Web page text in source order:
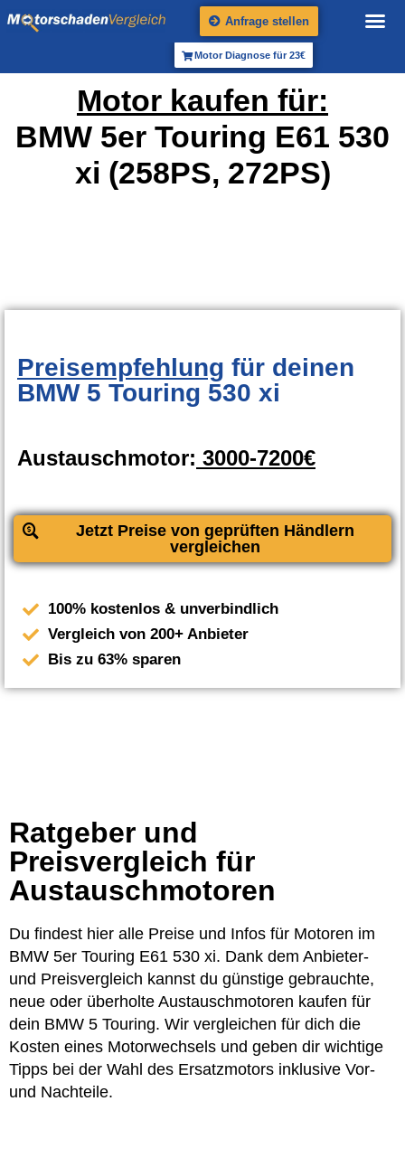
Anfrage stellen
Motor Diagnose für 23€
Motor kaufen für:
BMW 5er Touring E61 530
xi (258PS, 272PS)
Preisempfehlung für deinen
BMW 5 Touring 530 xi
Austauschmotor: 3000-7200€
Jetzt Preise von geprüften Händlern
vergleichen
100% kostenlos & unverbindlich
Vergleich von 200+ Anbieter
Bis zu 63% sparen
Ratgeber und
Preisvergleich für
Austauschmotoren
Du findest hier alle Preise und Infos für Motoren im
BMW 5er Touring E61 530 xi. Dank dem Anbieter-
und Preisvergleich kannst du günstige gebrauchte,
neue oder überholte Austauschmotoren kaufen für
dein BMW 5 Touring. Wir vergleichen für dich die
Kosten eines Motorwechsels und geben dir wichtige
Tipps bei der Wahl des Ersatzmotors inklusive Vor-
und Nachteile.